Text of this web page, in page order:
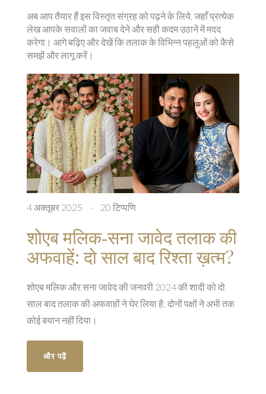
अब आप तैयार हैं इस विस्तृत संग्रह को पढ़ने के लिये, जहाँ प्रत्येक
लेख आपके सवालों का जवाब देने और सही कदम उठाने में मदद
करेगा। आगे बढ़िए और देखें कि तलाक के विभिन्न पहलुओं को कैसे
समझें और लागू करें।
4 अक्तूबर 2025 · 20 टिप्पणि
शोएब मलिक‑सना जावेद तलाक की
अफवाहें: दो साल बाद रिश्ता ख़त्म?
शोएब मलिक और सना जावेद की जनवरी 2024 की शादी को दो
साल बाद तलाक की अफवाहों ने घेर लिया है; दोनों पक्षों ने अभी तक
कोई बयान नहीं दिया।
और पढ़ें